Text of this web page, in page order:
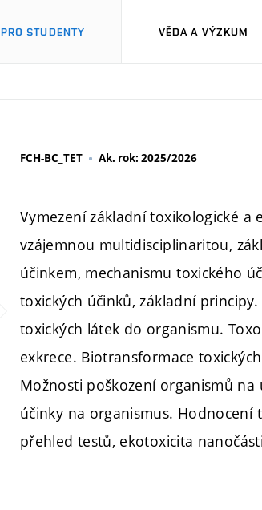
PRO STUDENTY VĚDA A VÝZKUM
FCH-BC_TET Ak. rok: 2025/2026
Vymezení základní toxikologické
vzájemnou multidisciplinaritou,
účinkem, mechanismu toxického
toxických účinků, základní
toxických látek do organismu.
exkrece. Biotransformace
Možnosti poškození organismů
účinky na organismus. Hodnocení
přehled testů, ekotoxicita